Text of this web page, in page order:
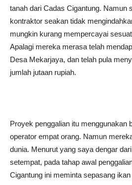
tanah dari Cadas Cigantung. Namun
kontraktor seakan tidak
mungkin kurang mempercayai
Apalagi mereka merasa telah
Desa Mekarjaya, dan telah pula
jumlah jutaan rupiah.
Proyek penggalian itu menggunakan
operator empat orang. Namun
dunia. Menurut yang saya dengar
setempat, pada tahap awal
Cigantung ini meminta sepasang